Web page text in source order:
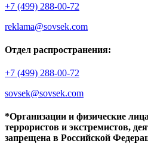
+7 (499) 288-00-72
reklama@sovsek.com
Отдел распространения:
+7 (499) 288-00-72
sovsek@sovsek.com
*Организации и физические
террористов и экстремистов,
запрещена в Российской